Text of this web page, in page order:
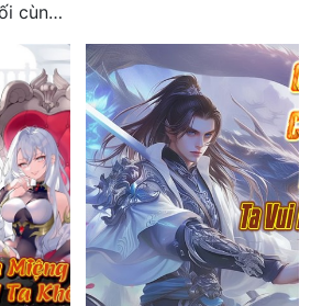
Chương 6104 Cuối cùng (HẾT)